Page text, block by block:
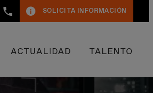
+34
93
SOLICITA INFORMACIÓN
ACTUALIDAD TALENTO